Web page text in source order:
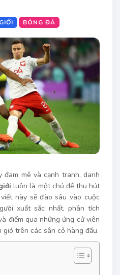
BÓNG ĐÁ
đam mê và cạnh tranh, danh
luôn là một chủ đề thu hút
này sẽ đào sâu vào cuộc
xuất sắc nhất, phân tích
điểm qua những ứng cử viên
trên các sân cỏ hàng đầu.